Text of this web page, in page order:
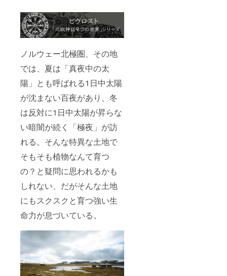
ノルウェー北極圏、その地
では、夏は「真夜中の太
陽」とも呼ばれる1日中太陽
が沈まない百夜があり、冬
は反対に1日中太陽が昇らな
い暗闇が続く「極夜」が訪
れる。そんな特異な土地で
そもそも植物なんて育つ
の？と疑問に思われるかも
しれない、だがそんな土地
にもスクスクと育つ強い生
命力が息づいている。